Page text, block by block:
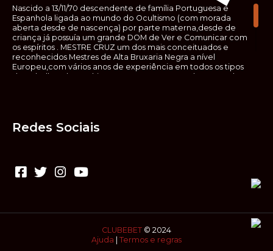
Nascido a 13/11/70 descendente de família Portuguesa e
Espanhola ligada ao mundo do Ocultismo (com morada
aberta desde de nascença) por parte materna,desde de
criança já possuía um grande DOM de Ver e Comunicar com
os espíritos . MESTRE CRUZ um dos mais conceituados e
reconhecidos Mestres de Alta Bruxaria Negra a nível
Europeu,com vários anos de experiência em todos os tipos
de trabalhos de Ocultismo. Escreveu os seus saberes ocultos
não o faça sem precauções e sem possuir a devida
poderão causar danos. Consultai por isso sempre um
(médium) conhecedor, quando se trata de fazer trabalhos
Redes Sociais
CLUBEBET © 2024
Ajuda
Termos e regras